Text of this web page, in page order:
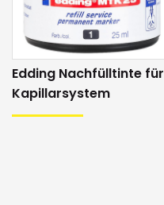
Edding Nachfülltinte für
Kapillarsystem